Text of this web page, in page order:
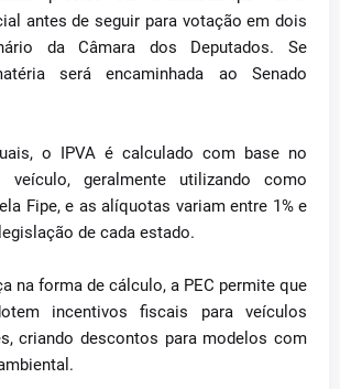
antes de seguir para votação em dois
da Câmara dos Deputados. Se
será encaminhada ao Senado
o IPVA é calculado com base no
geralmente utilizando como
Fipe, e as alíquotas variam entre 1% e
de cada estado.
na forma de cálculo, a PEC permite que
incentivos fiscais para veículos
criando descontos para modelos com